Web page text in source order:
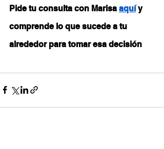
Pide tu consulta con Marisa aquí y
comprende lo que sucede a tu
alrededor para tomar esa decisión